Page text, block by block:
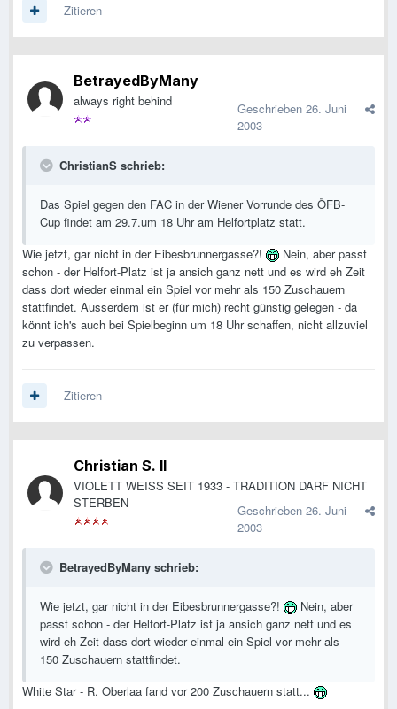
Zitieren
BetrayedByMany
always right behind Geschrieben 26. Juni
2003
ChristianS schrieb:
Das Spiel gegen den FAC in der Wiener Vorrunde des ÖFB-
Cup findet am 29.7.um 18 Uhr am Helfortplatz statt.
Wie jetzt, gar nicht in der Eibesbrunnergasse?!
Nein, aber passt
schon - der Helfort-Platz ist ja ansich ganz nett und es wird eh Zeit
dass dort wieder einmal ein Spiel vor mehr als 150 Zuschauern
stattfindet. Ausserdem ist er (für mich) recht günstig gelegen - da
könnt ich's auch bei Spielbeginn um 18 Uhr schaffen, nicht allzuviel
zu verpassen.
Zitieren
Christian S. II
VIOLETT WEISS SEIT 1933 - TRADITION DARF NICHT
STERBEN
Geschrieben 26. Juni
2003
BetrayedByMany schrieb:
Wie jetzt, gar nicht in der Eibesbrunnergasse?!
Nein, aber
passt schon - der Helfort-Platz ist ja ansich ganz nett und es
wird eh Zeit dass dort wieder einmal ein Spiel vor mehr als
150 Zuschauern stattfindet.
White Star - R. Oberlaa fand vor 200 Zuschauern statt...